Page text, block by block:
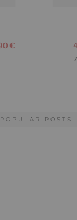
POPULAR POSTS